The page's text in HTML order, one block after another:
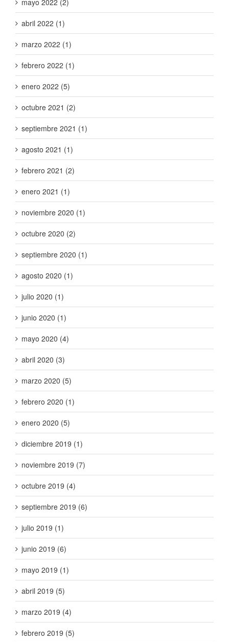
mayo 2022 (2)
abril 2022 (1)
marzo 2022 (1)
febrero 2022 (1)
enero 2022 (5)
octubre 2021 (2)
septiembre 2021 (1)
agosto 2021 (1)
febrero 2021 (2)
enero 2021 (1)
noviembre 2020 (1)
octubre 2020 (2)
septiembre 2020 (1)
agosto 2020 (1)
julio 2020 (1)
junio 2020 (1)
mayo 2020 (4)
abril 2020 (3)
marzo 2020 (5)
febrero 2020 (1)
enero 2020 (5)
diciembre 2019 (1)
noviembre 2019 (7)
octubre 2019 (4)
septiembre 2019 (6)
julio 2019 (1)
junio 2019 (6)
mayo 2019 (1)
abril 2019 (5)
marzo 2019 (4)
febrero 2019 (5)